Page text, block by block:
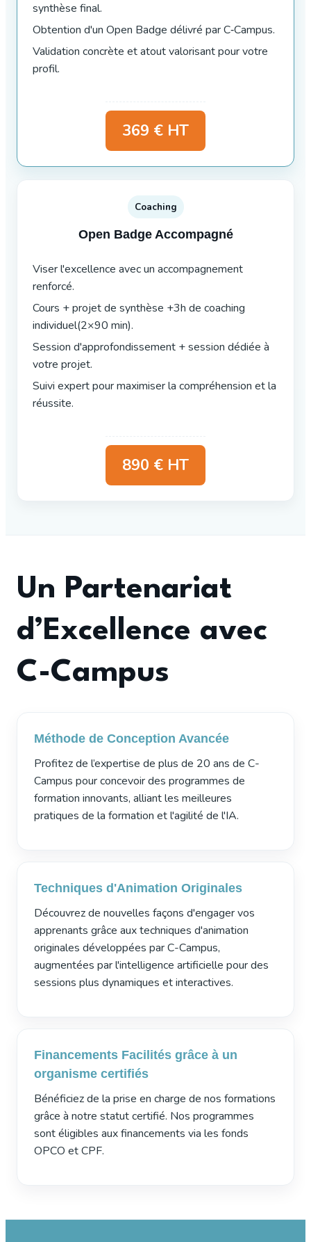
synthèse final.
Obtention d'un Open Badge délivré par C‑Campus.
Validation concrète et atout valorisant pour votre
profil.
369 € HT
Coaching
Open Badge Accompagné
Viser l'excellence avec un accompagnement
renforcé.
Cours + projet de synthèse +3h de coaching
individuel(2×90 min).
Session d'approfondissement + session dédiée à
votre projet.
Suivi expert pour maximiser la compréhension et la
réussite.
890 € HT
Un Partenariat
d’Excellence avec
C-Campus
Méthode de Conception Avancée
Profitez de l’expertise de plus de 20 ans de C-
Campus pour concevoir des programmes de
formation innovants, alliant les meilleures
pratiques de la formation et l'agilité de l'IA.
Techniques d'Animation Originales
Découvrez de nouvelles façons d'engager vos
apprenants grâce aux techniques d'animation
originales développées par C-Campus,
augmentées par l'intelligence artificielle pour des
sessions plus dynamiques et interactives.
Financements Facilités grâce à un
organisme certifiés
Bénéficiez de la prise en charge de nos formations
grâce à notre statut certifié. Nos programmes
sont éligibles aux financements via les fonds
OPCO et CPF.